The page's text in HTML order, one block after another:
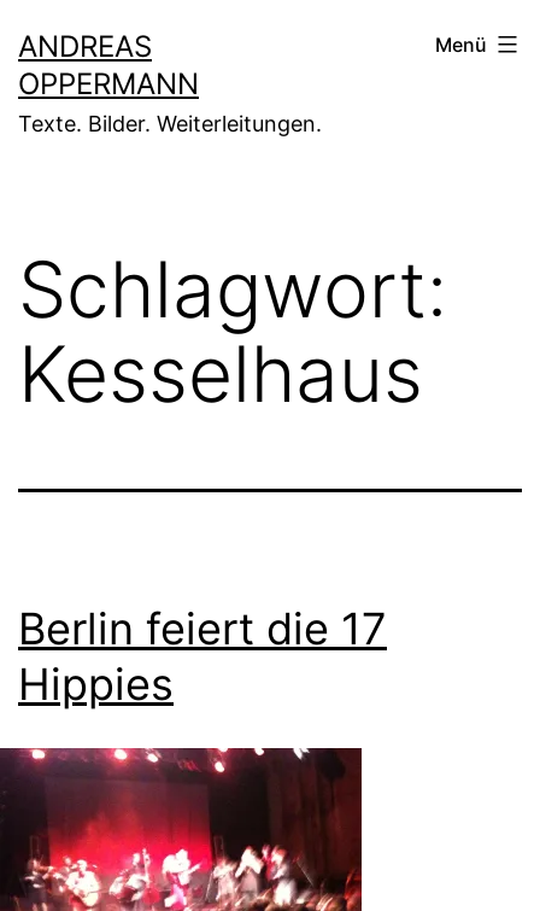
Inhalt
springen
ANDREAS
OPPERMANN
Texte. Bilder. Weiterleitungen.
Menü
Schlagwort:
Kesselhaus
Berlin feiert die 17
Hippies